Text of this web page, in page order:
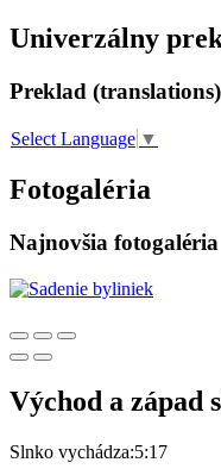
Univerzálny
Preklad (translations)
Select Language ▼
Fotogaléria
Najnovšia fotogaléria
Východ a západ
Slnko vychádza:5:17